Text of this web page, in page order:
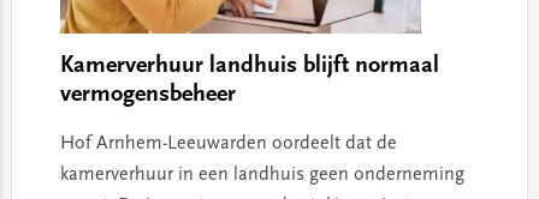
Kamerverhuur landhuis blijft normaal
vermogensbeheer
Hof Arnhem-Leeuwarden oordeelt dat de
kamerverhuur in een landhuis geen onderneming